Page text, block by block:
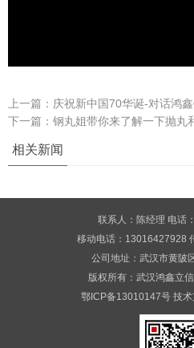
上一篇： 庆祝新中国70华诞-对话鸿
下一篇： 钢丸姐带你来了解一下抛丸
相关新闻
联系人：陈经理 电话
移动电话：13016427928
公司地址：武汉市黄陂
版权所有：武汉鸿鑫立
鄂ICP备13010147号技术